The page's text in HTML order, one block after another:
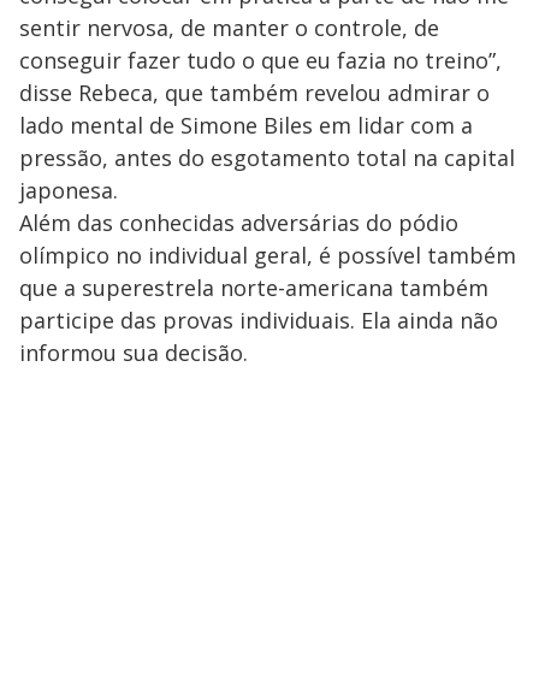
sentir nervosa, de manter o controle, de
conseguir fazer tudo o que eu fazia no treino”,
disse Rebeca, que também revelou admirar o
lado mental de Simone Biles em lidar com a
pressão, antes do esgotamento total na capital
japonesa.
Além das conhecidas adversárias do pódio
olímpico no individual geral, é possível também
que a superestrela norte-americana também
participe das provas individuais. Ela ainda não
informou sua decisão.